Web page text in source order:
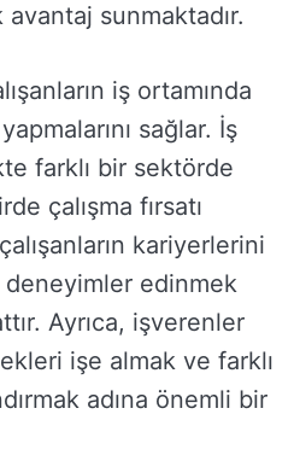
sunmaktadır.
iş ortamında
sağlar. İş
farklı bir sektörde
çalışma fırsatı
kariyerlerini
edinmek
Ayrıca, işverenler
işe almak ve farklı
adına önemli bir